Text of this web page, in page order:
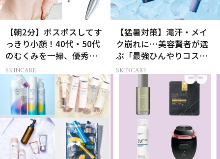
【朝2分】ポスポスしてす
っきり小顔！40代・50代
のむくみを一掃、優秀ペ
ン型美顔器2選
SKINCARE
【猛暑対策】滝汗・メイ
ク崩れに…美容賢者が選
ぶ「最強ひんやりコス
メ」26選
SKINCARE